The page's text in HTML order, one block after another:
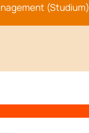
(Studium)